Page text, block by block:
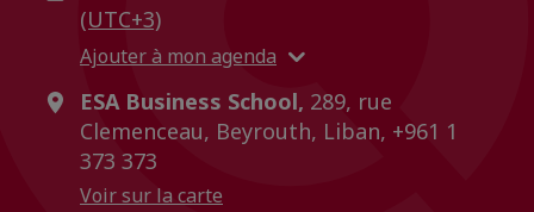
(UTC+3)
Ajouter à mon agenda
ESA Business School, 289, rue
Clemenceau, Beyrouth, Liban, +961 1
373 373
Voir sur la carte